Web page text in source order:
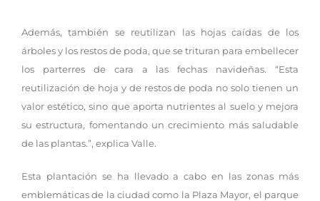
Además, también se reutilizan las hojas caídas de los
árboles y los restos de poda, que se trituran para embellecer
los parterres de cara a las fechas navideñas. “Esta
reutilización de hoja y de restos de poda no solo tienen un
valor estético, sino que aporta nutrientes al suelo y mejora
su estructura, fomentando un crecimiento más saludable
de las plantas.”, explica Valle.
Esta plantación se ha llevado a cabo en las zonas más
emblemáticas de la ciudad como la Plaza Mayor, el parque